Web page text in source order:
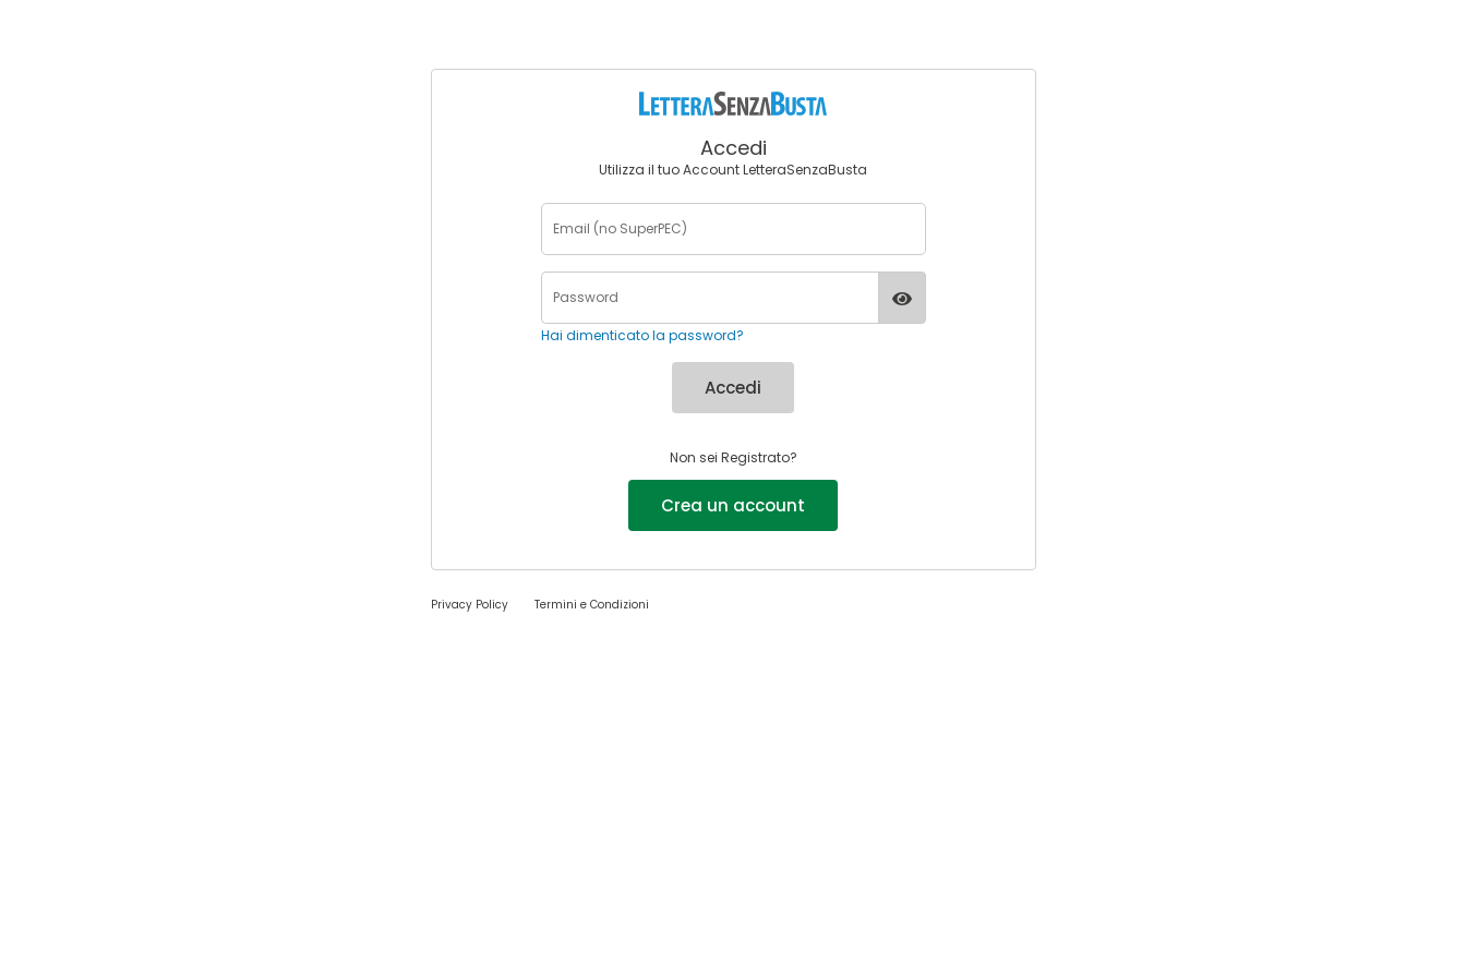
Accedi
Utilizza il tuo Account LetteraSenzaBusta
Hai dimenticato la password?
Accedi
Non sei Registrato?
Crea un account
Privacy Policy Termini e Condizioni